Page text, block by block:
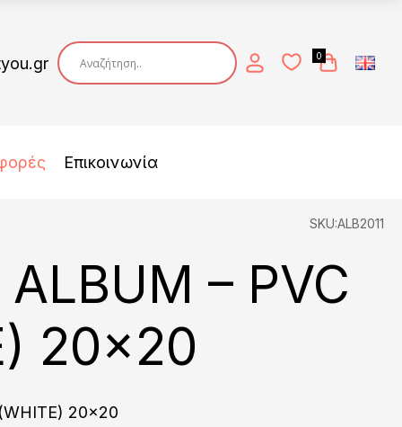
0
Επικοινωνία
SKU:ALB2011
– PVC
20×20
20x20